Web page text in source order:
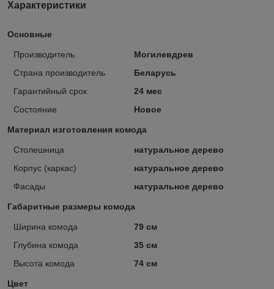
Характеристики
Основные
Производитель
Могилевдрев
Страна производитель
Беларусь
Гарантийный срок
24 мес
Состояние
Новое
Материал изготовления комода
Столешница
натуральное дерево
Корпус (каркас)
натуральное дерево
Фасады
натуральное дерево
Габаритные размеры комода
Ширина комода
79 см
Глубина комода
35 см
Высота комода
74 см
Цвет